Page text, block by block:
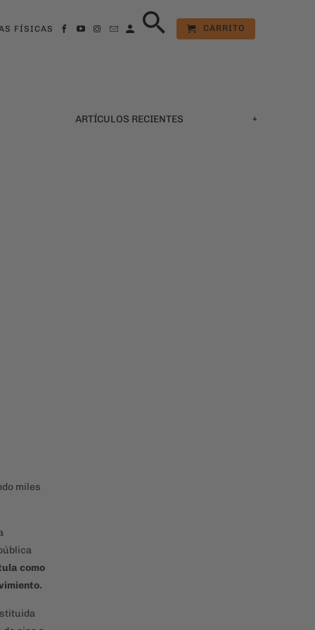
FÍSICAS CARRITO
miles
como
+
ARTÍCULOS RECIENTES